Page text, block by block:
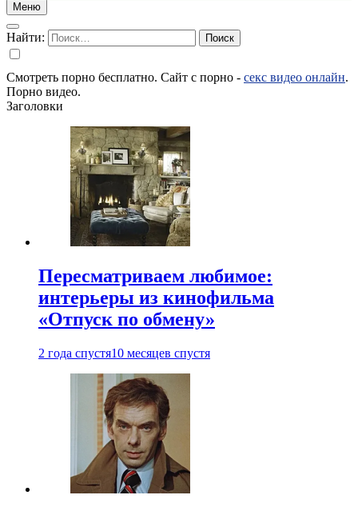
Меню
Найти:
Смотреть порно бесплатно. Сайт с порно - секс видео онлайн.
Порно видео.
Заголовки
Пересматриваем любимое:
интерьеры из кинофильма
«Отпуск по обмену»
2 года спустя10 месяцев спустя